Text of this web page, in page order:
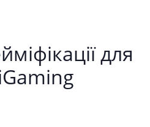
для